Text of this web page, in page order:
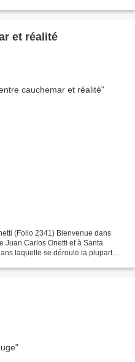
et réalité
(Folio 2341) Bienvenue dans
Juan Carlos Onetti et à Santa
laquelle se déroule la plupart